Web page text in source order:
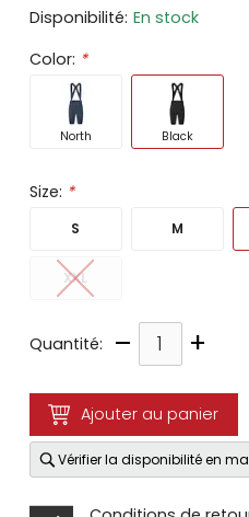
Disponibilité: En stock
Color: *
North Black
Size: *
S M
XXL
Quantité: – +
Ajouter au panier
Vérifier la disponibilité en